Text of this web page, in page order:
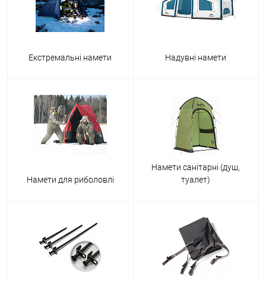
Екстремальні намети Надувні намети
Намети для риболовлі
Намети санітарні (душ,
туалет)